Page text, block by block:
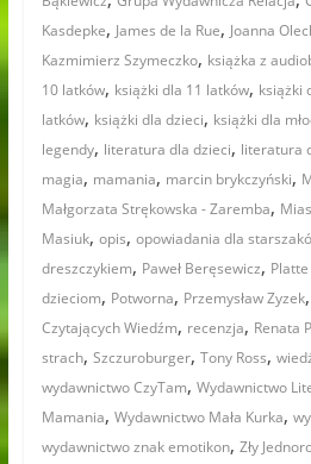
Kasdepke, James de la Rue, Joanna
Kazmimierz Szymeczko, książka z
10 latków, książki dla 11 latków, książki
latków, książki dla dzieci, książki dla
legendy, literatura dla dzieci, literatura
magia, mamania, marcin brykczyński,
Małgorzata Strękowska - Zaremba,
Masiuk, opis, opowiadania dla
dreszczykiem, Paweł Beręsewicz,
dzieciom, Potworna, Przemysław Zyzek,
Czytających Wiedźm, recenzja, Renata
strach, Szczuroburger, Tony Ross,
wydawnictwo CzyTam, Wydawnictwo
Mamania, Wydawnictwo Mała Kurka,
wydawnictwo znak emotikon, Zły